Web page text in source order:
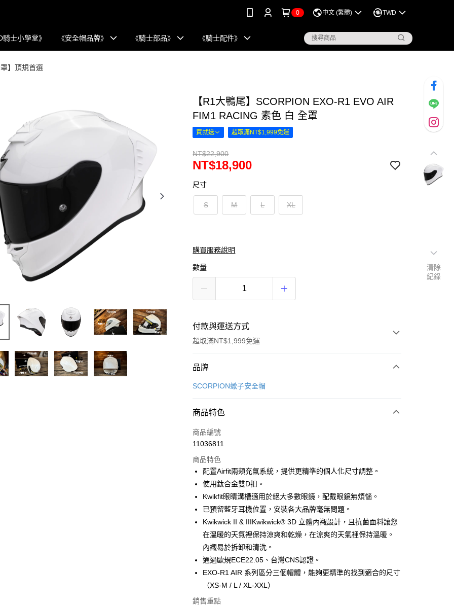
0 中文 (繁體) TWD
騎士小學堂》 《安全帽品牌》 《騎士部品》 《騎士配件》
】頂規首選
【R1大鴨尾】SCORPION EXO-R1 EVO AIR
FIM1 RACING 素色 白 全罩
買就送 超取滿NT$1,999免運
NT$22,900
NT$18,900
尺寸
S M L XL
購買服務說明
數量
付款與運送方式
超取滿NT$1,999免運
付款方式
信用卡一次付款
合作金庫商業銀行
華南商業銀行
上海商業儲蓄銀行
國泰世華商業銀行
兆豐國際商業銀行
臺灣中小企業銀行
聯邦商業銀行
遠東國際商業銀行
元大商業銀行
永豐商業銀行
玉山商業銀行
星展（台灣）商業銀行
台新國際商業銀行
中國信託商業銀行
台灣樂天信用卡公司
超商取貨付款
LINE Pay
Apple Pay
街口支付
悠遊付
Google Pay
全盈+PAY
大哥付你分期
相關說明
1.本服務由台灣大哥大提供，台灣大哥大用戶可立即使用無須另外申請。
AFTEE先享後付
品牌
SCORPION蠍子安全帽
商品特色
商品編號
11036811
商品特色
配置Airfit兩頰充氣系統，提供更精準的個人化尺寸調整。
使用鈦合金雙D扣。
Kwikfit眼睛溝槽適用於絕大多數眼鏡，配戴眼鏡無煩惱。
已預留藍牙耳機位置，安裝各大品牌毫無問題。
Kwikwick II & IIIKwikwick® 3D 立體內襯設計，且抗菌面料讓您
在溫暖的天氣裡保持涼爽和乾燥，在涼爽的天氣裡保持溫暖。
內襯易於拆卸和清洗。
通過歐規ECE22.05、台灣CNS認證。
EXO-R1 AIR 系列區分三個帽體，能夠更精準的找到適合的尺寸
（XS-M / L / XL-XXL）
銷售重點
清除
紀錄